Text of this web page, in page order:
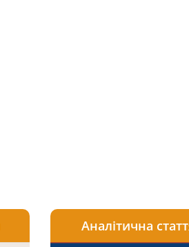
Аналітична